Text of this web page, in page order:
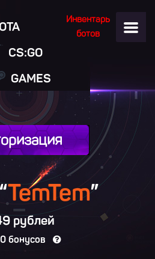
Инвентарь
ботов
CS:GO
GAMES
TemTem”
рублей
бонусов